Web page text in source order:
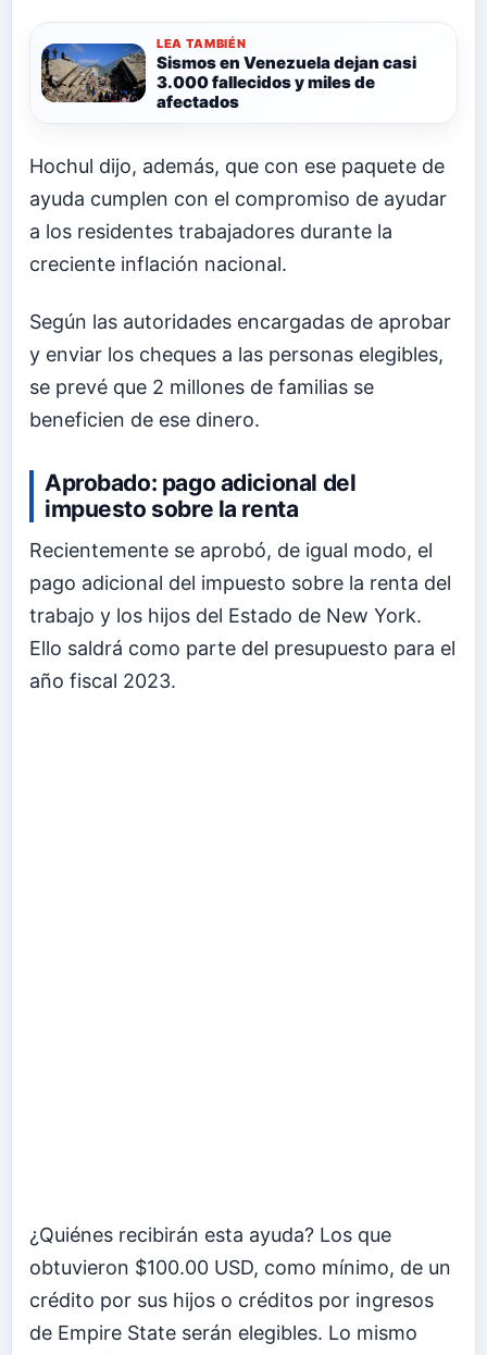
LEA TAMBIÉN
Sismos en Venezuela dejan casi
3.000 fallecidos y miles de
afectados
Hochul dijo, además, que con ese paquete de
ayuda cumplen con el compromiso de ayudar
a los residentes trabajadores durante la
creciente inflación nacional.
Según las autoridades encargadas de aprobar
y enviar los cheques a las personas elegibles,
se prevé que 2 millones de familias se
beneficien de ese dinero.
Aprobado: pago adicional del
impuesto sobre la renta
Recientemente se aprobó, de igual modo, el
pago adicional del impuesto sobre la renta del
trabajo y los hijos del Estado de New York.
Ello saldrá como parte del presupuesto para el
año fiscal 2023.
¿Quiénes recibirán esta ayuda? Los que
obtuvieron $100.00 USD, como mínimo, de un
crédito por sus hijos o créditos por ingresos
de Empire State serán elegibles. Lo mismo